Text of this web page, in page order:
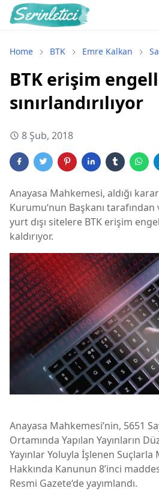
Home BTK Emre Kalkan
BTK erişim
sınırlandırılıyor
8 Şub, 2018
Anayasa Mahkemesi, aldığı
Kurumu‘nun Başkanı
yurt dışı sitelere BTK erişim
kaldırıyor.
Anayasa Mahkemesi’nin, 5651
Ortamında Yapılan Yayınların
Yayınlar Yoluyla İşlenen
Hakkında Kanunun 8’inci
Resmi Gazete‘de yayımlandı.